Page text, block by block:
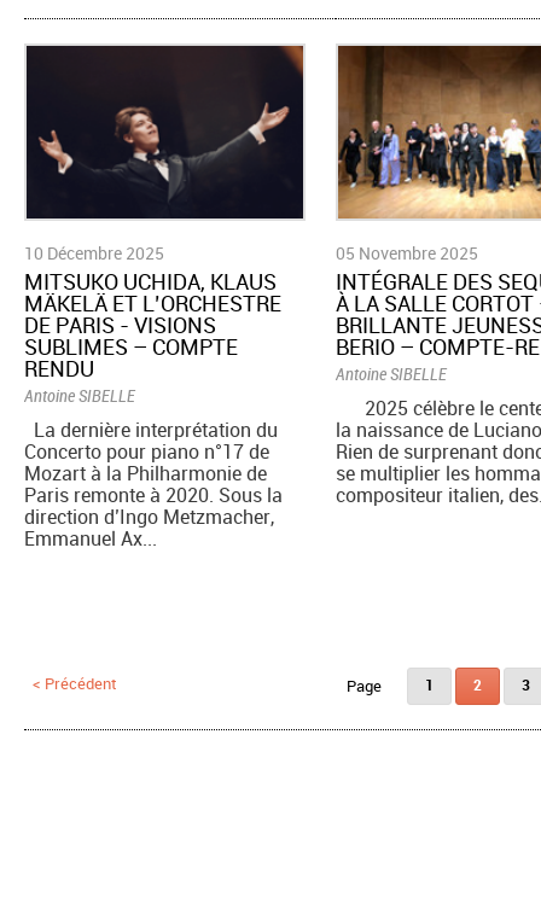
10 Décembre 2025
MITSUKO UCHIDA, KLAUS
MÄKELÄ ET L’ORCHESTRE
DE PARIS - VISIONS
SUBLIMES – COMPTE
RENDU
Antoine SIBELLE
La dernière interprétation du
Concerto pour piano n°17 de
Mozart à la Philharmonie de
Paris remonte à 2020. Sous la
direction d’Ingo Metzmacher,
Emmanuel Ax...
05 Novembre 2025
INTÉGRALE DES
À LA SALLE
BRILLANTE
BERIO – COMPTE-
Antoine SIBELLE
2025 célèbre le
la naissance de
Rien de surprenant
se multiplier les
compositeur italien,
< Précédent 1 2 3